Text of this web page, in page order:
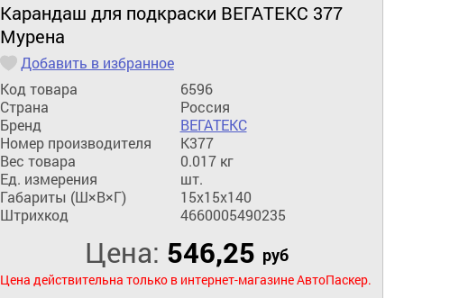
Карандаш для подкраски ВЕГАТЕКС 377
Мурена
Добавить в избранное
Код товара
6596
Страна
Россия
Бренд
ВЕГАТЕКС
Номер производителя
K377
Вес товара
0.017 кг
Ед. измерения
шт.
Габариты (Ш×В×Г)
15x15x140
Штрихкод
4660005490235
Цена: 546,25 руб
Цена действительна только в интернет-магазине АвтоПаскер.